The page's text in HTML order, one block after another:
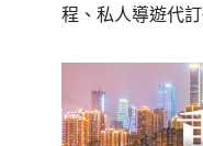
程、私人導遊代訂